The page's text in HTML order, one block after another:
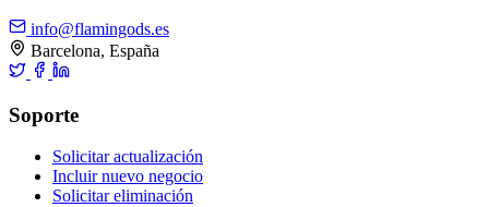
info@flamingods.es
Barcelona, España
Soporte
Solicitar actualización
Incluir nuevo negocio
Solicitar eliminación